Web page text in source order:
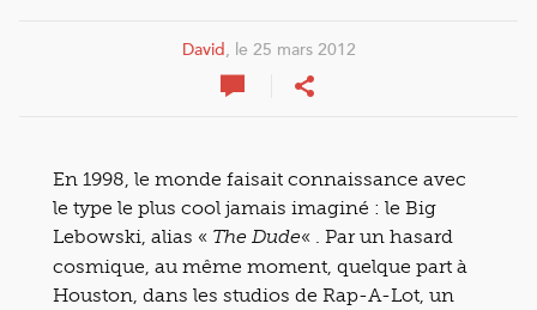
David, le 25 mars 2012
En 1998, le monde faisait connaissance avec
le type le plus cool jamais imaginé : le Big
Lebowski, alias « The Dude« . Par un hasard
cosmique, au même moment, quelque part à
Houston, dans les studios de Rap-A-Lot, un